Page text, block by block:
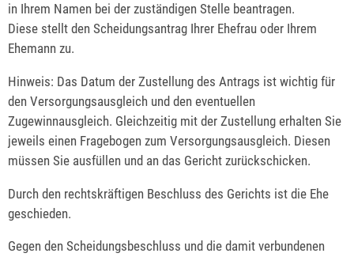
in Ihrem Namen bei der zuständigen Stelle beantragen.
Diese stellt den Scheidungsantrag Ihrer Ehefrau oder Ihrem
Ehemann zu.
Hinweis: Das Datum der Zustellung des Antrags ist wichtig für
den Versorgungsausgleich und den eventuellen
Zugewinnausgleich. Gleichzeitig mit der Zustellung erhalten Sie
jeweils einen Fragebogen zum Versorgungsausgleich. Diesen
müssen Sie ausfüllen und an das Gericht zurückschicken.
Durch den rechtskräftigen Beschluss des Gerichts ist die Ehe
geschieden.
Gegen den Scheidungsbeschluss und die damit verbundenen